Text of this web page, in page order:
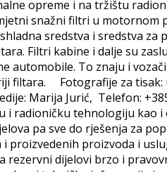
opreme i na tržištu
snažni filtri u
sredstva i sredstva
Filtri kabine i dalje su
automobile. To znaju i
filtara. Fotografije za
Marija Jurić, Telefon:
i radioničku tehnologiju kao
pa sve do rješenja za
proizvedenih proizvoda i
rezervni dijelovi brzo i